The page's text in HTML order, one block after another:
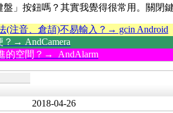
」按鈕嗎？其實我覺得很常用。關閉
(注音、倉頡)不易輸入？→ gcin Android
→ AndCamera
的空間？→ AndAlarm
2018-04-26